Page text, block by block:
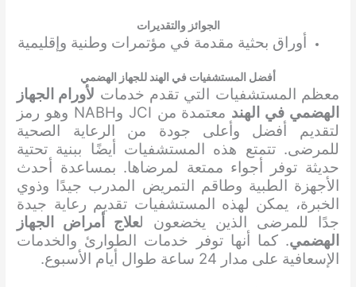
الجوائز والتقديرات
أوراق بحثية مقدمة في مؤتمرات وطنية وإقليمية
أفضل المستشفيات في الهند للجهاز الهضمي
معظم المستشفيات التي تقدم خدمات لأورام الجهاز
الهضمي في الهند
معتمدة من JCI وNABH وهو رمز
لتقديم أفضل وأعلى جودة من الرعاية الصحية
للمرضى. تتمتع هذه المستشفيات أيضًا ببنية تحتية
حديثة توفر أجواء ممتعة لمرضاها. بمساعدة أحدث
الأجهزة الطبية وطاقم التمريض المدرب جيدًا وذوي
الخبرة، يمكن لهذه المستشفيات تقديم رعاية جيدة
جدًا للمرضى الذين يخضعون لعلاج أمراض الجهاز
الهضمي. كما أنها توفر خدمات الطوارئ والخدمات
الإسعافية على مدار 24 ساعة طوال أيام الأسبوع.